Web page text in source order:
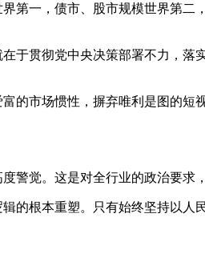
一，债市、股市规模世界第二
贯彻党中央决策部署不力，落
市场惯性，摒弃唯利是图的短
觉。这是对全行业的政治要求
根本重塑。只有始终坚持以人